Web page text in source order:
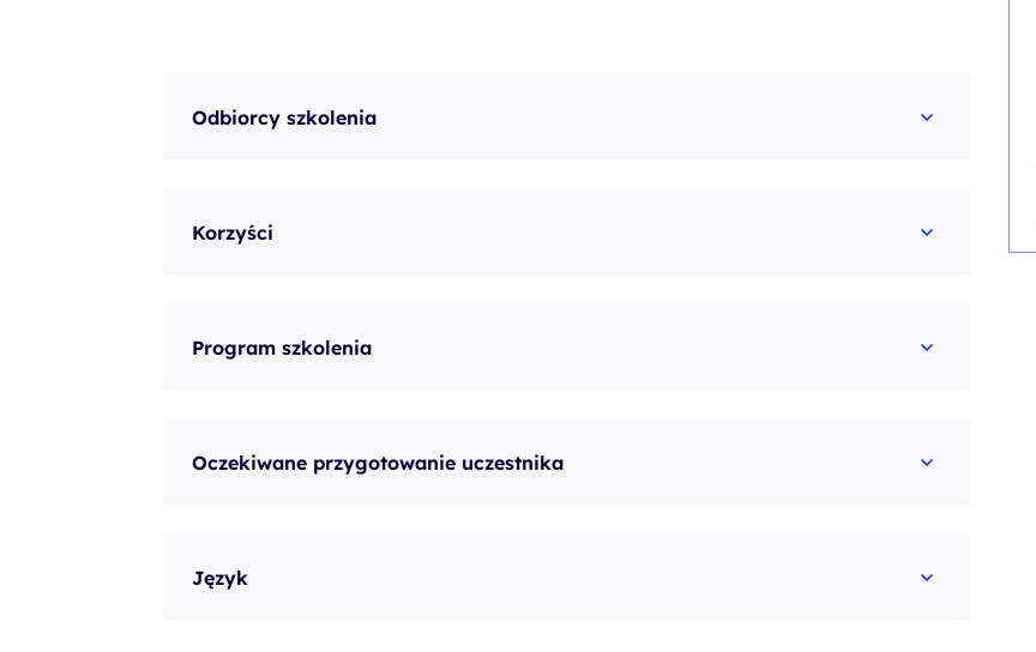
szkolenia
Odbiorcy szkolenia
Korzyści
Program szkolenia
Oczekiwane przygotowanie uczestnika
Język